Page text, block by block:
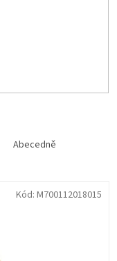
Abecedně
Kód: M700112018015